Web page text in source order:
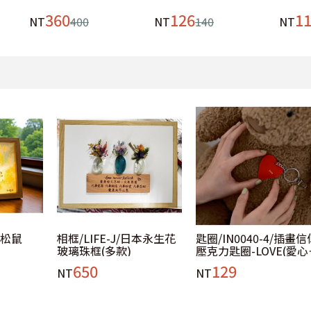
NT360400 NT126140 NT
鼠 相框/LIFE-J/日本永生花
玻璃珠框(多款)
NT650
匙圈/IN0040-4/插畫信
壓克力匙圈-LOVE(愛心
NT129